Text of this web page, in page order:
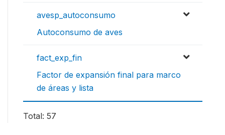
avesp_autoconsumo
Autoconsumo de aves
fact_exp_fin
Factor de expansión final para marco
de áreas y lista
Total: 57